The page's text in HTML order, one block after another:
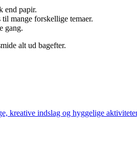
end papir.
mange forskellige temaer.
gang.
alt ud bagefter.
indslag og hyggelige